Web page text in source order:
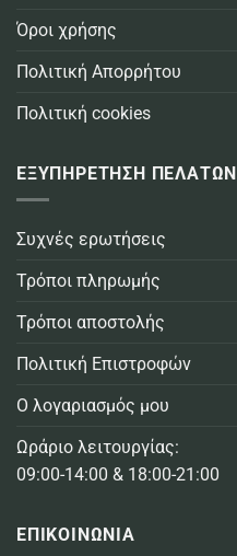
Όροι χρήσης
Πολιτική Απορρήτου
Πολιτική cookies
ΕΞΥΠΗΡΕΤΗΣΗ ΠΕΛΑΤΩΝ
Συχνές ερωτήσεις
Τρόποι πληρωμής
Τρόποι αποστολής
Πολιτική Επιστροφών
Ο λογαριασμός μου
Ωράριο λειτουργίας:
09:00-14:00 & 18:00-21:00
ΕΠΙΚΟΙΝΩΝΙΑ